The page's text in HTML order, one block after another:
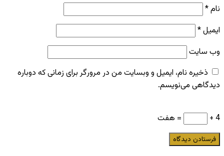
نام*
ایمیل*
وب‌ سایت
ذخیره نام، ایمیل و وبسایت من در مرورگر برای زمانی که دوباره
دیدگاهی می‌نویسم.
4 + = هفت